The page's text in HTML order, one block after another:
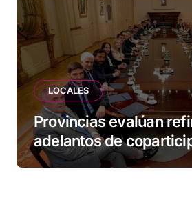
LOCALES
Provincias evalúan
adelantos de
Tierra del Fuego, entre